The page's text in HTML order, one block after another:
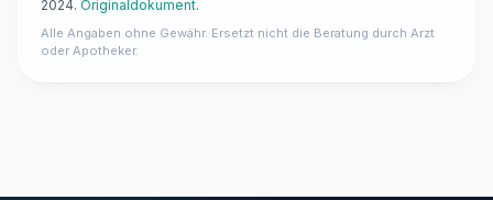
2024. Originaldokument.
Alle Angaben ohne Gewähr. Ersetzt nicht die Beratung durch Arzt
oder Apotheker.